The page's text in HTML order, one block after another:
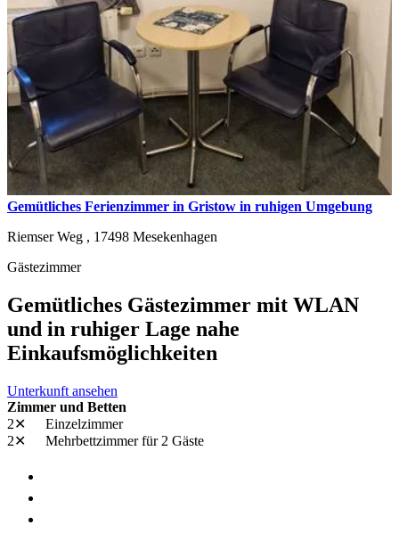
Gemütliches Ferienzimmer in Gristow in ruhigen Umgebung
Riemser Weg , 17498 Mesekenhagen
Gästezimmer
Gemütliches Gästezimmer mit WLAN
und in ruhiger Lage nahe
Einkaufsmöglichkeiten
Unterkunft ansehen
Zimmer und Betten
2✕
Einzelzimmer
2✕
Mehrbettzimmerfür 2 Gäste